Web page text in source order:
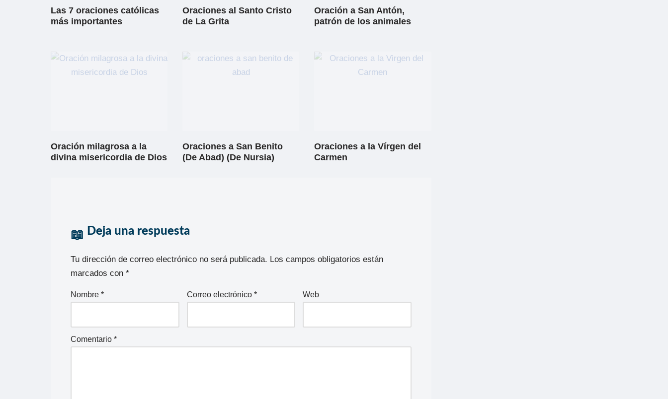
Las 7 oraciones católicas
más importantes
Oraciones al Santo Cristo
de La Grita
Oración a San Antón,
patrón de los animales
Oración milagrosa a la
divina misericordia de Dios
Oraciones a San Benito
(De Abad) (De Nursia)
Oraciones a la Vírgen del
Carmen
Deja una respuesta
Tu dirección de correo electrónico no será publicada. Los campos obligatorios están
marcados con *
Nombre * Correo electrónico * Web
Comentario *